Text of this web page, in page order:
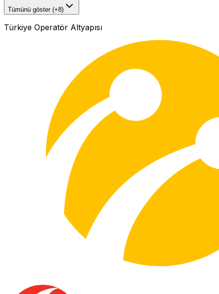
Tümünü göster (+8)
Türkiye Operatör Altyapısı